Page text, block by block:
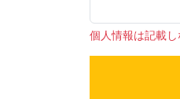
個人情報は記載